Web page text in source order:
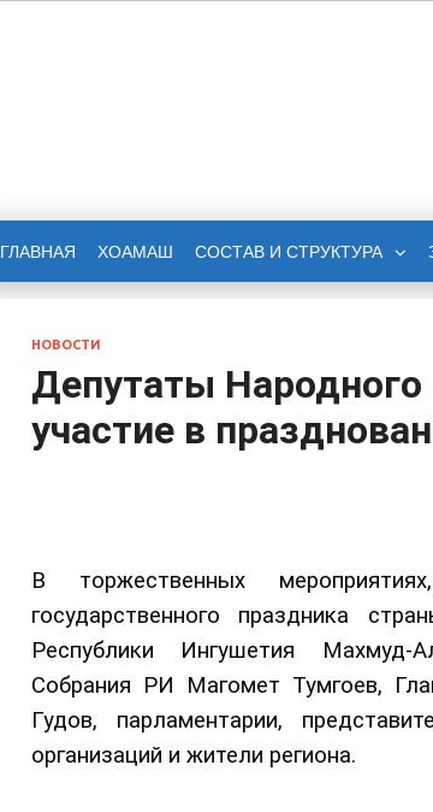
ГЛАВНАЯ ХОАМАШ СОСТАВ И СТРУКТУРА
НОВОСТИ
Депутаты
участие в
В торжественных
государственного праздника
Республики Ингушетия Махмуд-
Собрания РИ Магомет Тумгоев,
Гудов, парламентарии,
организаций и жители региона.